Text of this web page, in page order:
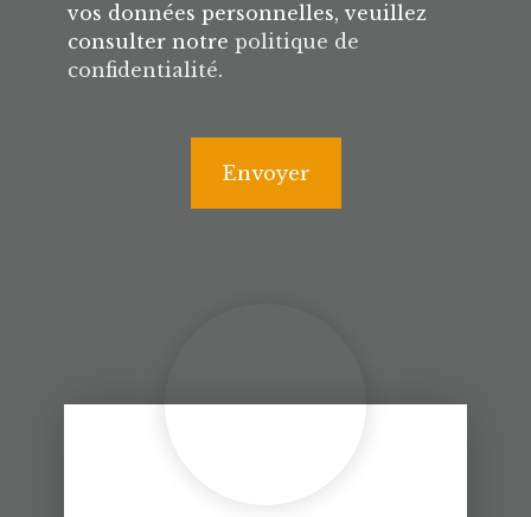
vos données personnelles, veuillez
consulter notre politique de
confidentialité.
Envoyer